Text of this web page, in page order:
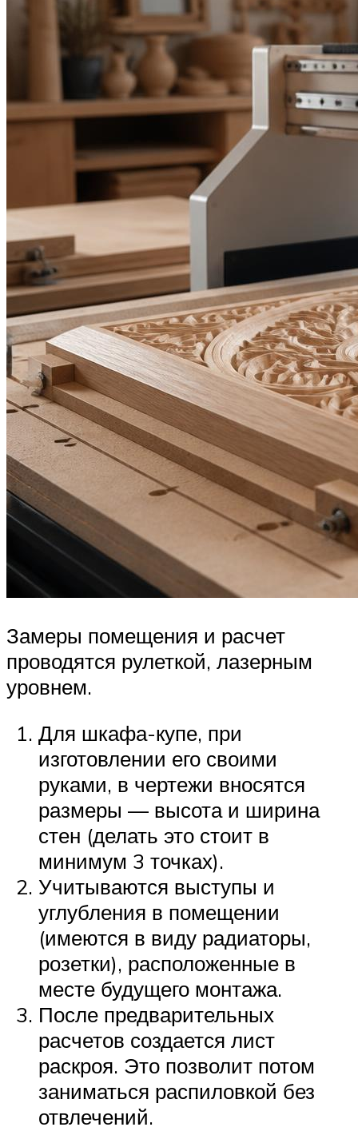
Замеры помещения и расчет
проводятся рулеткой, лазерным
уровнем.
Для шкафа-купе, при
изготовлении его своими
руками, в чертежи вносятся
размеры — высота и ширина
стен (делать это стоит в
минимум 3 точках).
Учитываются выступы и
углубления в помещении
(имеются в виду радиаторы,
розетки), расположенные в
месте будущего монтажа.
После предварительных
расчетов создается лист
раскроя. Это позволит потом
заниматься распиловкой без
отвлечений.